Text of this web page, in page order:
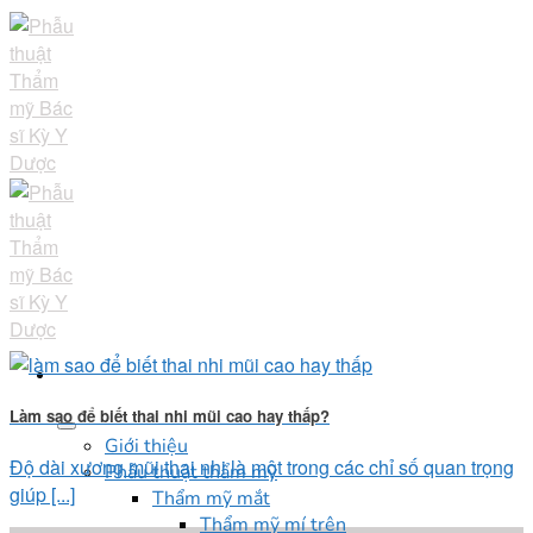
Skip
to
content
Giới thiệu
Phẫu thuật thẩm mỹ
Thẩm mỹ mắt
Thẩm mỹ mí trên
Làm sao để biết thai nhi mũi cao hay thấp?
Độ dài xương mũi thai nhi là một trong các chỉ số quan trọng
giúp [...]